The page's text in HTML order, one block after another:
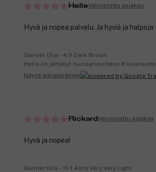
HelleVahvistettu asiakas
Hyvä ja nopea palvelu. Ja hyviä ja
Garnier Olia – 4.0 Dark Brown
Helle on jättänyt tuotearvostelun 8
Näytä alkuperäinen
Rickard Vahvistettu asiakas
Hyvä ja nopea!
Garnier Olia – 10.1 Ashy Very Very Light